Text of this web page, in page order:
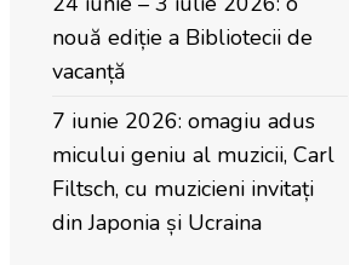
nouă ediție a Bibliotecii de
vacanță
7 iunie 2026: omagiu adus
micului geniu al muzicii, Carl
Filtsch, cu muzicieni invitați
din Japonia și Ucraina